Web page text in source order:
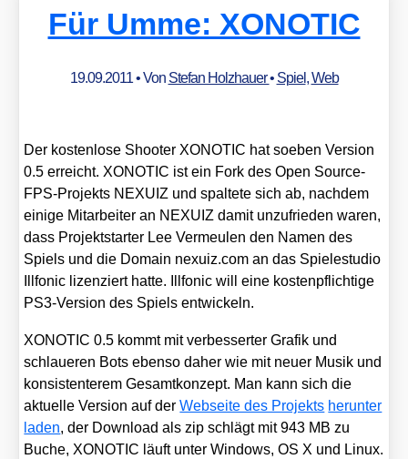
Für Umme: XONOTIC
19.09.2011• Von Stefan Holzhauer• Spiel,Web
Der kos­ten­lo­se Shoo­ter XONOTIC hat soeben Ver­si­on
0.5 erreicht. XONOTIC ist ein Fork des Open Source-
FPS-Pro­jekts NEXUIZ und spal­te­te sich ab, nach­dem
eini­ge Mit­ar­bei­ter an NEXUIZ damit unzu­frie­den waren,
dass Pro­jekt­star­ter Lee Ver­meu­len den Namen des
Spiels und die Domain nexuiz​.com an das Spie­le­stu­dio
Ill­fo­nic lizen­ziert hat­te. Ill­fo­nic will eine kos­ten­pflich­ti­ge
PS3-Ver­si­on des Spiels ent­wi­ckeln.
XONOTIC 0.5 kommt mit ver­bes­ser­ter Gra­fik und
schlaue­ren Bots eben­so daher wie mit neu­er Musik und
kon­sis­ten­te­rem Gesamt­kon­zept. Man kann sich die
aktu­el­le Ver­si­on auf derWeb­sei­te des Pro­jekts her­un­ter
laden, der Down­load als zip schlägt mit 943 MB zu
Buche, XONOTIC läuft unter Win­dows, OS X und Linux.